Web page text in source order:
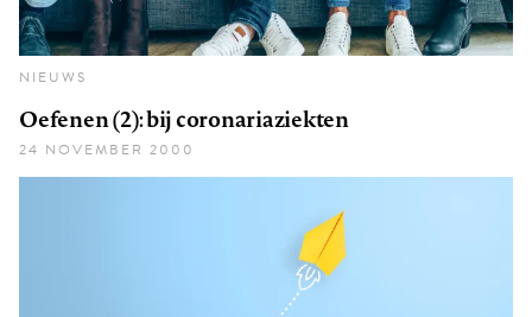
NIEUWS
Oefenen (2): bij coronariaziekten
24 NOVEMBER 2000